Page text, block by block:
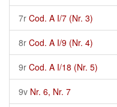
7r Cod. A I/7 (Nr. 3)
8r Cod. A I/9 (Nr. 4)
9r Cod. A I/18 (Nr. 5)
9v Nr. 6, Nr. 7